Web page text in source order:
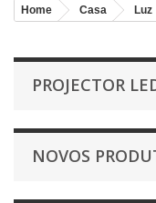
Home Casa Luz
PROJECTOR
NOVOS